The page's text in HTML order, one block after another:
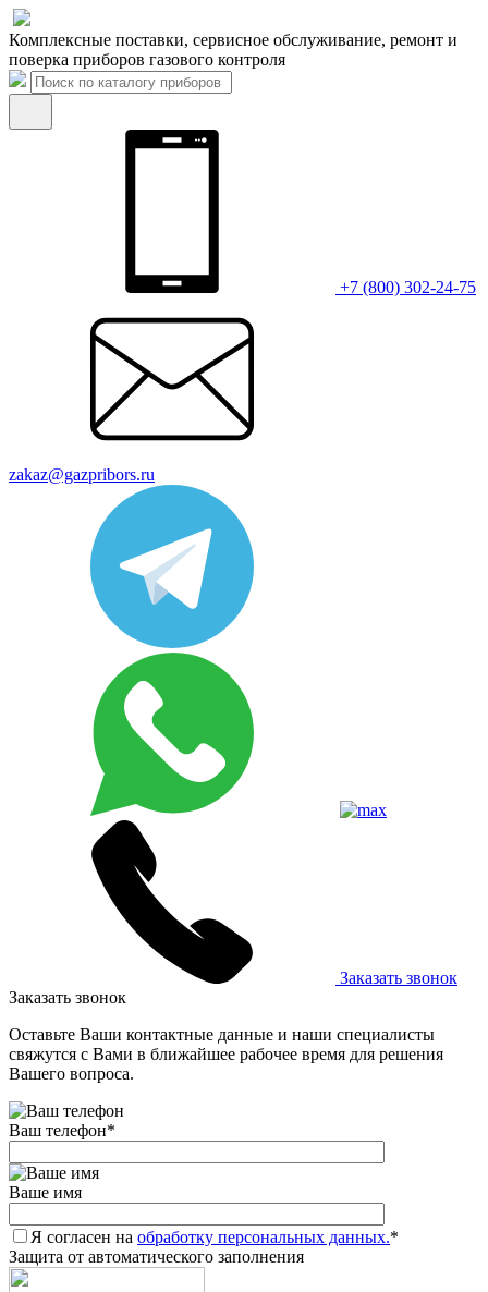
Комплексные поставки, сервисное обслуживание, ремонт и
поверка приборов газового контроля
+7 (800) 302-24-75
zakaz@gazpribors.ru
Заказать звонок
Заказать звонок
Оставьте Ваши контактные данные и наши специалисты
свяжутся с Вами в ближайшее рабочее время для решения
Вашего вопроса.
Ваш телефон*
Ваше имя
Я согласен на обработку персональных данных.*
Защита от автоматического заполнения